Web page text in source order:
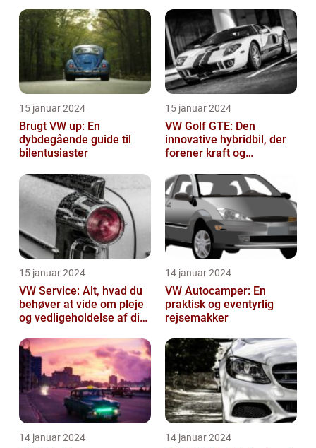
15 januar 2024
Brugt VW up: En
dybdegående guide til
bilentusiaster
15 januar 2024
VW Golf GTE: Den
innovative hybridbil, der
forener kraft og
15 januar 2024
VW Service: Alt, hvad du
behøver at vide om pleje
og vedligeholdelse af din
14 januar 2024
VW Autocamper: En
praktisk og eventyrlig
rejsemakker
14 januar 2024 14 januar 2024